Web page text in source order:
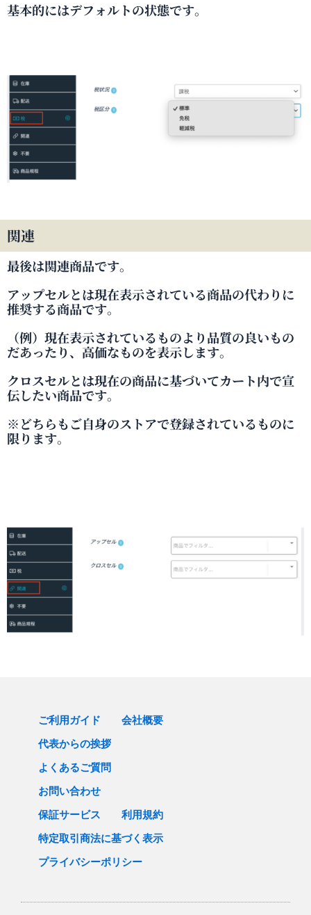
基本的にはデフォルトの状態です。
関連
最後は関連商品です。
アップセルとは現在表示されている商品の代わりに
推奨する商品です。
（例）現在表示されているものより品質の良いもの
だあったり、高価なものを表示します。
クロスセルとは現在の商品に基づいてカート内で宣
伝したい商品です。
※どちらもご自身のストアで登録されているものに
限ります。
ご利用ガイド
会社概要
代表からの挨拶
よくあるご質問
お問い合わせ
保証サービス
利用規約
特定取引商法に基づく表示
プライバシーポリシー